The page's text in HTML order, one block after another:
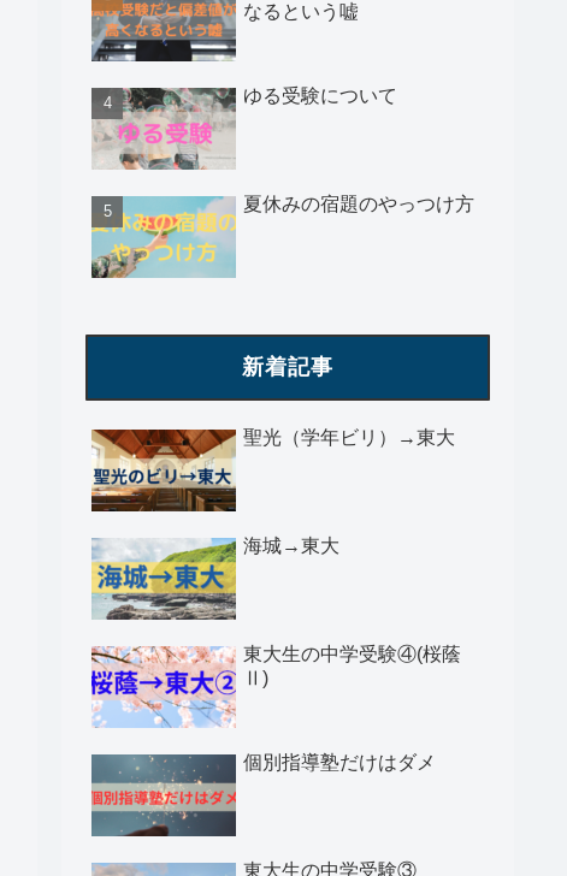
なるという嘘
ゆる受験について
夏休みの宿題のやっつけ方
新着記事
聖光（学年ビリ）→東大
海城→東大
東大生の中学受験④(桜蔭
Ⅱ)
個別指導塾だけはダメ
東大生の中学受験③